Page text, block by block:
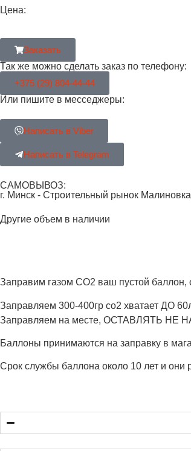
Цена:
Заказать
Так же можно сделать заказ по телефону:
+375 (29) 804-44-44
Или пишите в месседжеры:
Написать в Viber
Написать в Telegram
САМОВЫВОЗ:
г. Минск - Строительный рынок
Другие объем в наличии
Заправим газом CO2 ваш пустой баллон,
Заправляем 300-400гр со2 хватает ДО
Заправляем на месте, ОСТАВЛЯТЬ НЕ
Баллоны принимаются на заправку в
Срок службы баллона около 10 лет и они